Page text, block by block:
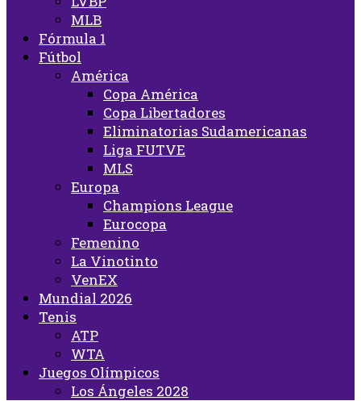
MLB
Fórmula 1
Fútbol
América
Copa América
Copa Libertadores
Eliminatorias Sudamericanas
Liga FUTVE
MLS
Europa
Champions League
Eurocopa
Femenino
La Vinotinto
VenEX
Mundial 2026
Tenis
ATP
WTA
Juegos Olímpicos
Los Ángeles 2028